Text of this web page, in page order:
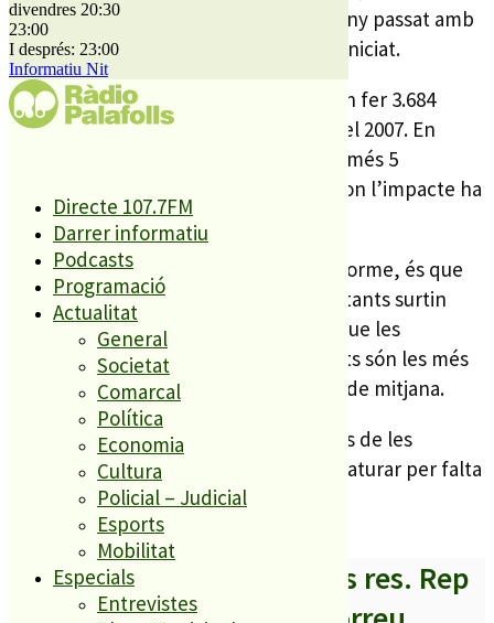
divendres 20:30
23:00
I després: 23:00
Informatiu Nit
Directe 107.7FM
Darrer informatiu
Podcasts
Programació
Actualitat
General
Societat
Comarcal
Política
Economia
Cultura
Policial – Judicial
Esports
Mobilitat
Especials
Entrevistes
començar a notar el 2007 i sobretot l’any passat amb
una baixada important de l’habitatge iniciat.
En termes absoluts, l’any passat es van fer 3.684
habitatges menys que els començats el 2007. En
municipis com Premià de Mar, amb només 5
habitatges nous o Pineda, amb 20, és on l’impacte ha
estat més gran.
La tendència, segons es recull en l’informe, és que
els municipis de menys de 10.000 habitants surtin
més bé de la crisi del sector, mentre que les
poblacions de més de 100.000 habitants són les més
perjudicades amb davallades del 73% de mitjana.
L’informe també assenyala que moltes de les
construccions iniciades s’han hagut d’aturar per falta
de finançament.
A partir d’ara no et perdis res. Rep